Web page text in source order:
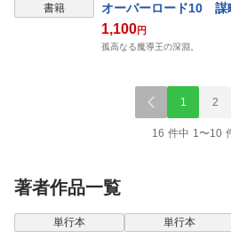
書籍 オーバーロード10 謀
1,100円
孤高なる魔導王の深淵。
1 2
16 件中 1〜10
著者作品一覧
単行本 単行本